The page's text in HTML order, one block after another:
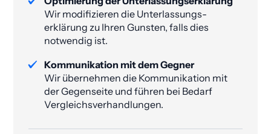
Wir modifizieren die Unterlassungs­
erklärung zu Ihren Gunsten, falls dies
notwendig ist.
Kommunikation mit dem Gegner
Wir übernehmen die Kommunikation mit
der Gegenseite und führen bei Bedarf
Vergleichsverhandlungen.